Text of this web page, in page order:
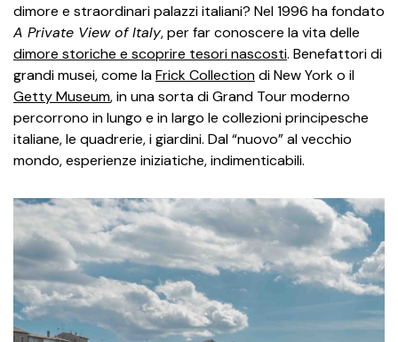
dimore e straordinari palazzi italiani? Nel 1996 ha fondato
A Private View of Italy, per far conoscere la vita delle
dimore storiche e scoprire tesori nascosti. Benefattori di
grandi musei, come laFrick Collectiondi New York o il
Getty Museum, in una sorta di Grand Tour moderno
percorrono in lungo e in largo le collezioni principesche
italiane, le quadrerie, i giardini. Dal “nuovo” al vecchio
mondo, esperienze iniziatiche, indimenticabili.